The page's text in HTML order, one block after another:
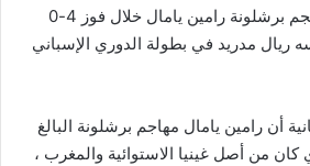
لتوجيه إهانات عنصرية لنجم برشلونة رامين يامال خلال فوز 4-0
ريال مدريد في بطولة الدوري الإسباني
أن رامين يامال مهاجم برشلونة البالغ
، والذي كان من أصل غينيا الاستوائية والمغرب ،